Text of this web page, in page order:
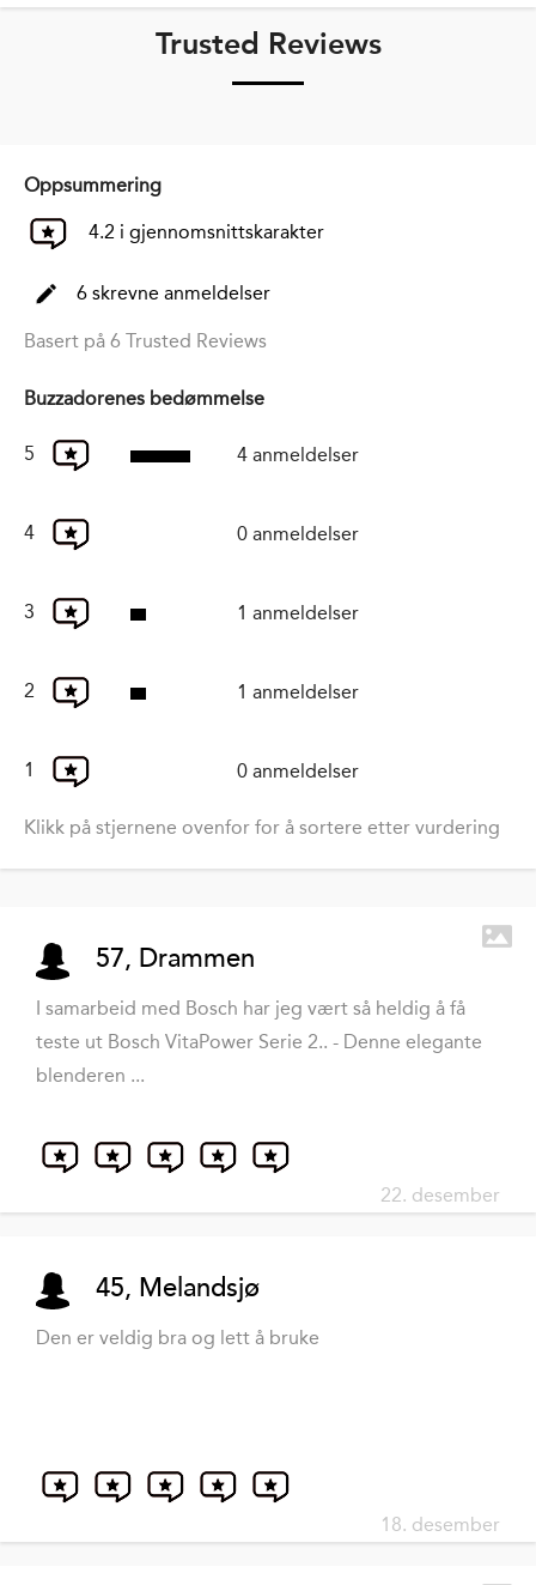
Trusted Reviews
Oppsummering
4.2 i gjennomsnittskarakter
6 skrevne anmeldelser
Basert på 6 Trusted Reviews
Buzzadorenes bedømmelse
5 4 anmeldelser
4 0 anmeldelser
3 1 anmeldelser
2 1 anmeldelser
1 0 anmeldelser
Klikk på stjernene ovenfor for å sortere etter vurdering
57, Drammen
I samarbeid med Bosch har jeg vært så heldig å få
teste ut Bosch VitaPower Serie 2.. - Denne elegante
blenderen ...
22. desember
45, Melandsjø
Den er veldig bra og lett å bruke
18. desember